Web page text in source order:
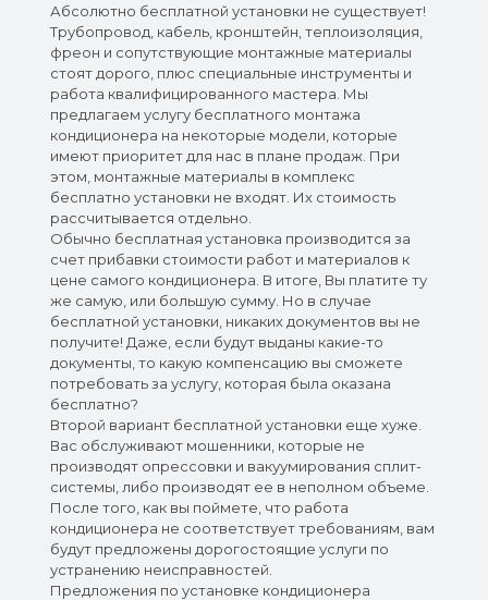
Абсолютно бесплатной установки не существует!
Трубопровод, кабель, кронштейн, теплоизоляция,
фреон и сопутствующие монтажные материалы
стоят дорого, плюс специальные инструменты и
работа квалифицированного мастера. Мы
предлагаем услугу бесплатного монтажа
кондиционера на некоторые модели, которые
имеют приоритет для нас в плане продаж. При
этом, монтажные материалы в комплекс
бесплатно установки не входят. Их стоимость
рассчитывается отдельно.
Обычно бесплатная установка производится за
счет прибавки стоимости работ и материалов к
цене самого кондиционера. В итоге, Вы платите ту
же самую, или большую сумму. Но в случае
бесплатной установки, никаких документов вы не
получите! Даже, если будут выданы какие-то
документы, то какую компенсацию вы сможете
потребовать за услугу, которая была оказана
бесплатно?
Второй вариант бесплатной установки еще хуже.
Вас обслуживают мошенники, которые не
производят опрессовки и вакуумирования сплит-
системы, либо производят ее в неполном объеме.
После того, как вы поймете, что работа
кондиционера не соответствует требованиям, вам
будут предложены дорогостоящие услуги по
устранению неисправностей.
Предложения по установке кондиционера